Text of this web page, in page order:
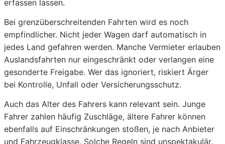
erfassen lassen.
Bei grenzüberschreitenden Fahrten wird es noch
empfindlicher. Nicht jeder Wagen darf automatisch in
jedes Land gefahren werden. Manche Vermieter erlauben
Auslandsfahrten nur eingeschränkt oder verlangen eine
gesonderte Freigabe. Wer das ignoriert, riskiert Ärger
bei Kontrolle, Unfall oder Versicherungsschutz.
Auch das Alter des Fahrers kann relevant sein. Junge
Fahrer zahlen häufig Zuschläge, ältere Fahrer können
ebenfalls auf Einschränkungen stoßen, je nach Anbieter
und Fahrzeugklasse. Solche Regeln sind unspektakulär,